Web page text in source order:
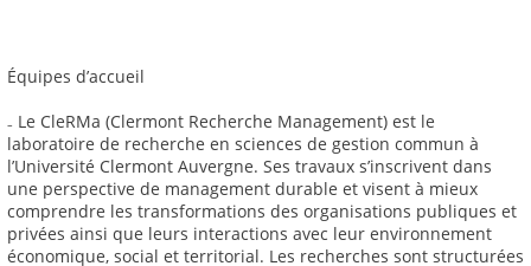
Équipes d’accueil
₋ Le CleRMa (Clermont Recherche Management) est le
laboratoire de recherche en sciences de gestion commun à
l’Université Clermont Auvergne. Ses travaux s’inscrivent dans
une perspective de management durable et visent à mieux
comprendre les transformations des organisations publiques et
privées ainsi que leurs interactions avec leur environnement
économique, social et territorial. Les recherches sont structurées